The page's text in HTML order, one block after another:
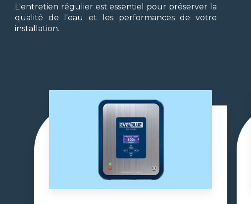
L'entretien régulier est essentiel pour préserver la
qualité de l'eau et les performances de votre
installation.